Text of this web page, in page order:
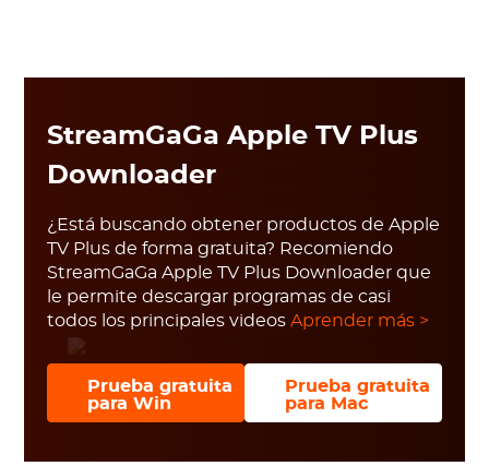
StreamGaGa Apple TV Plus
Downloader
¿Está buscando obtener productos de Apple
TV Plus de forma gratuita? Recomiendo
StreamGaGa Apple TV Plus Downloader que
le permite descargar programas de casi
todos los principales videos Aprender más >
Prueba gratuita
para Win
Prueba gratuita
para Mac